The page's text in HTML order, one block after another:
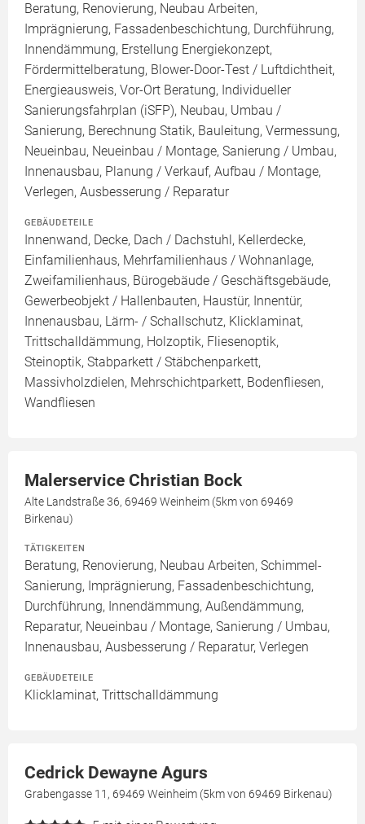
Beratung, Renovierung, Neubau Arbeiten,
Imprägnierung, Fassadenbeschichtung, Durchführung,
Innendämmung, Erstellung Energiekonzept,
Fördermittelberatung, Blower-Door-Test / Luftdichtheit,
Energieausweis, Vor-Ort Beratung, Individueller
Sanierungsfahrplan (iSFP), Neubau, Umbau /
Sanierung, Berechnung Statik, Bauleitung, Vermessung,
Neueinbau, Neueinbau / Montage, Sanierung / Umbau,
Innenausbau, Planung / Verkauf, Aufbau / Montage,
Verlegen, Ausbesserung / Reparatur
GEBÄUDETEILE
Innenwand, Decke, Dach / Dachstuhl, Kellerdecke,
Einfamilienhaus, Mehrfamilienhaus / Wohnanlage,
Zweifamilienhaus, Bürogebäude / Geschäftsgebäude,
Gewerbeobjekt / Hallenbauten, Haustür, Innentür,
Innenausbau, Lärm- / Schallschutz, Klicklaminat,
Trittschalldämmung, Holzoptik, Fliesenoptik,
Steinoptik, Stabparkett / Stäbchenparkett,
Massivholzdielen, Mehrschichtparkett, Bodenfliesen,
Wandfliesen
Malerservice Christian Bock
Alte Landstraße 36, 69469 Weinheim (5km von 69469
Birkenau)
TÄTIGKEITEN
Beratung, Renovierung, Neubau Arbeiten, Schimmel-
Sanierung, Imprägnierung, Fassadenbeschichtung,
Durchführung, Innendämmung, Außendämmung,
Reparatur, Neueinbau / Montage, Sanierung / Umbau,
Innenausbau, Ausbesserung / Reparatur, Verlegen
GEBÄUDETEILE
Klicklaminat, Trittschalldämmung
Cedrick Dewayne Agurs
Grabengasse 11, 69469 Weinheim (5km von 69469 Birkenau)